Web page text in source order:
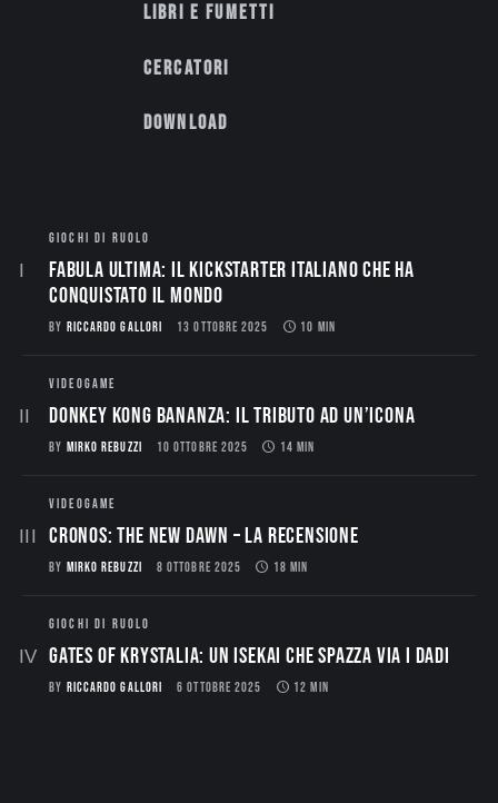
Libri e fumetti
Cercatori
Download
GIOCHI DI RUOLO
Fabula Ultima: il Kickstarter italiano che ha
conquistato il mondo
BY RICCARDO GALLORI 13 OTTOBRE 2025 10 MIN
VIDEOGAME
Donkey Kong Bananza: Il Tributo ad un’Icona
BY MIRKO REBUZZI 10 OTTOBRE 2025 14 MIN
VIDEOGAME
CRONOS: THE NEW DAWN – La Recensione
BY MIRKO REBUZZI 8 OTTOBRE 2025 18 MIN
GIOCHI DI RUOLO
Gates of Krystalia: Un Isekai che spazza via i dadi
BY RICCARDO GALLORI 6 OTTOBRE 2025 12 MIN